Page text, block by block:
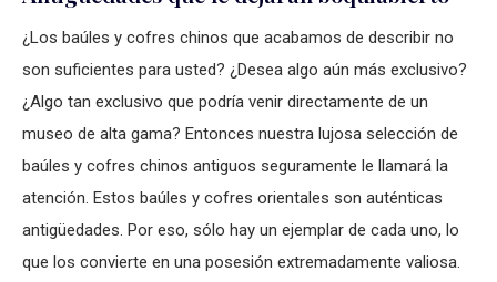
¿Los baúles y cofres chinos que acabamos de describir no
son suficientes para usted? ¿Desea algo aún más exclusivo?
¿Algo tan exclusivo que podría venir directamente de un
museo de alta gama? Entonces nuestra lujosa selección de
baúles y cofres chinos antiguos seguramente le llamará la
atención. Estos baúles y cofres orientales son auténticas
antigüedades. Por eso, sólo hay un ejemplar de cada uno, lo
que los convierte en una posesión extremadamente valiosa.